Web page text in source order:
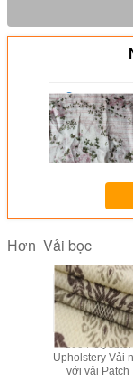
Hơn Vải bọc
100 Polyester
Upholstery Vải
với vải Patch